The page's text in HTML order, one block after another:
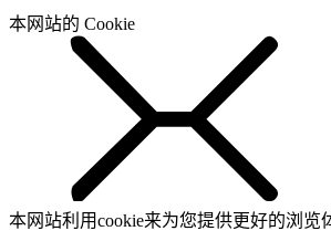
本网站的 Cookie
本网站利用cookie来为您提供更好的浏